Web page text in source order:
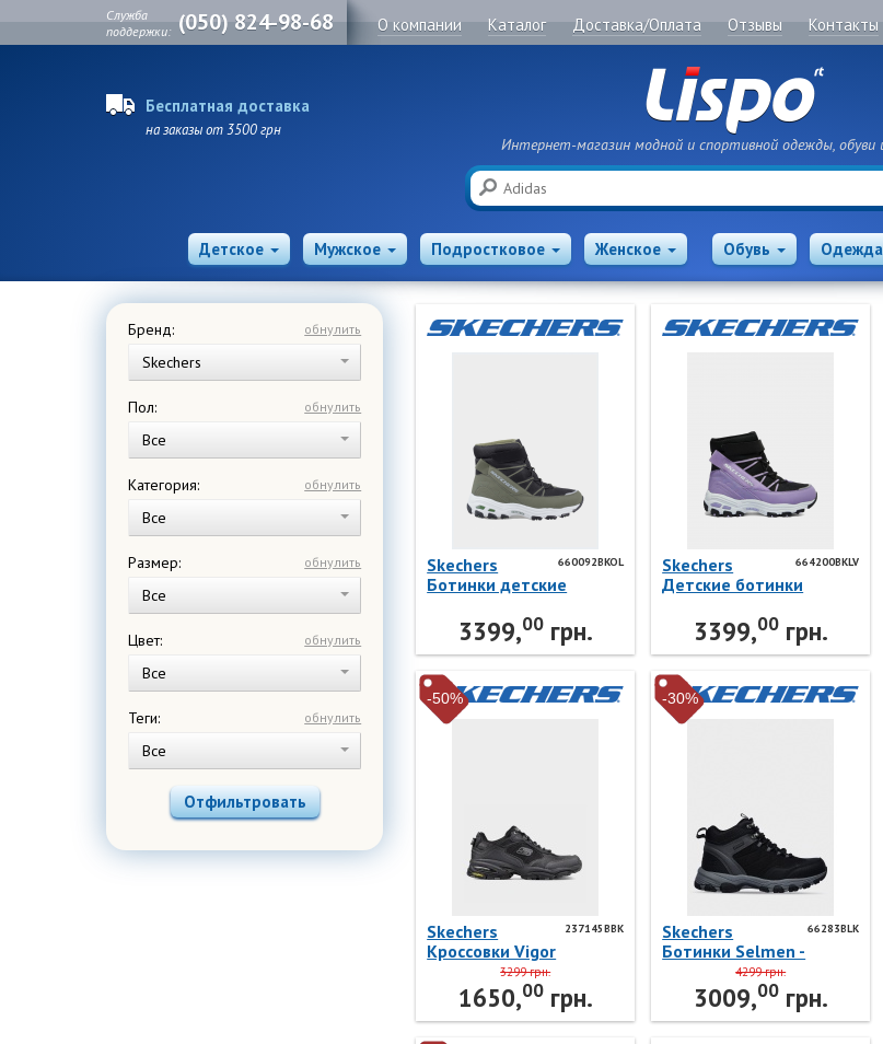
Служба
поддержки: (050) 824-98-68 О компании Каталог Доставка/Оплата Отзывы Контакты
Бесплатная доставка
на заказы от 3500 грн
Интернет-магазин модной и спортивной одежды, обуви
Поиск
Детское Мужское Подростковое Женское Обувь Одежда
обнулить
Бренд:
Skechers
обнулить
Пол:
Все
обнулить
Категория:
Все
обнулить
Размер:
Все
обнулить
Цвет:
Все
обнулить
Теги:
Все
Отфильтровать
660092BKOL
Skechers
Ботинки детские
Skechers
3399,00грн.
664200BKLV
Skechers
Детские ботинки
Skechers
3399,00грн.
-50%
237145BBK
Skechers
Кроссовки Vigor
237145BBK Skechers
3299 грн.
1650,00грн.
-30%
66283BLK
Skechers
Ботинки Selmen -
Relodge 66283BLK
Skechers
4299 грн.
3009,00грн.